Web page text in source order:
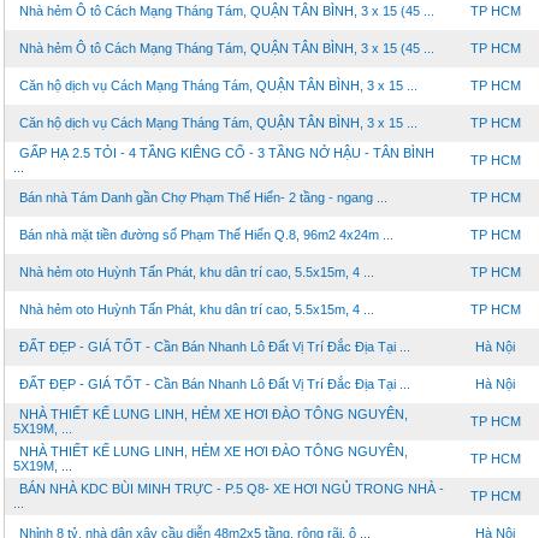
Nhà hẻm Ô tô Cách Mạng Tháng Tám, QUẬN TÂN BÌNH, 3 x 15 (45 ... TP HCM
Nhà hẻm Ô tô Cách Mạng Tháng Tám, QUẬN TÂN BÌNH, 3 x 15 (45 ... TP HCM
Căn hộ dịch vụ Cách Mạng Tháng Tám, QUẬN TÂN BÌNH, 3 x 15 ... TP HCM
Căn hộ dịch vụ Cách Mạng Tháng Tám, QUẬN TÂN BÌNH, 3 x 15 ... TP HCM
GẤP HẠ 2.5 TỎI - 4 TẦNG KIÊNG CỐ - 3 TẦNG NỞ HẬU - TÂN BÌNH
TP HCM
Bán nhà Tám Danh gần Chợ Phạm Thế Hiển- 2 tầng - ngang ... TP HCM
Bán nhà mặt tiền đường số Phạm Thế Hiển Q.8, 96m2 4x24m ... TP HCM
Nhà hẻm oto Huỳnh Tấn Phát, khu dân trí cao, 5.5x15m, 4 ... TP HCM
Nhà hẻm oto Huỳnh Tấn Phát, khu dân trí cao, 5.5x15m, 4 ... TP HCM
ĐẤT ĐẸP - GIÁ TỐT - Cần Bán Nhanh Lô Đất Vị Trí Đắc Địa Tại ... Hà Nội
ĐẤT ĐẸP - GIÁ TỐT - Cần Bán Nhanh Lô Đất Vị Trí Đắc Địa Tại ... Hà Nội
NHÀ THIẾT KẾ LUNG LINH, HẺM XE HƠI ĐÀO TÔNG NGUYÊN,
5X19M, ...
TP HCM
NHÀ THIẾT KẾ LUNG LINH, HẺM XE HƠI ĐÀO TÔNG NGUYÊN,
5X19M, ...
TP HCM
BÁN NHÀ KDC BÙI MINH TRỰC - P.5 Q8- XE HƠI NGỦ TRONG NHÀ -
TP HCM
Nhỉnh 8 tỷ, nhà dân xây cầu diễn 48m2x5 tầng, rộng rãi, ô ... Hà Nội